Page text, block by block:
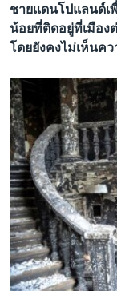
ชายเเดนโปแลนด์
น้อยที่ติดอยู่ที่เมือง
โดยยังคงไม่เห็นค